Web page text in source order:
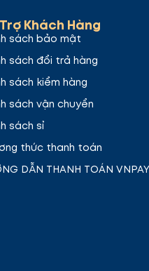
mẽ. Đây là lựa chọn
Khách Hàng
sách bảo mật
sách đổi trả hàng
sách kiểm hàng
sách vận chuyển
sách sỉ
thức thanh toán
DẪN THANH TOÁN VNPAY